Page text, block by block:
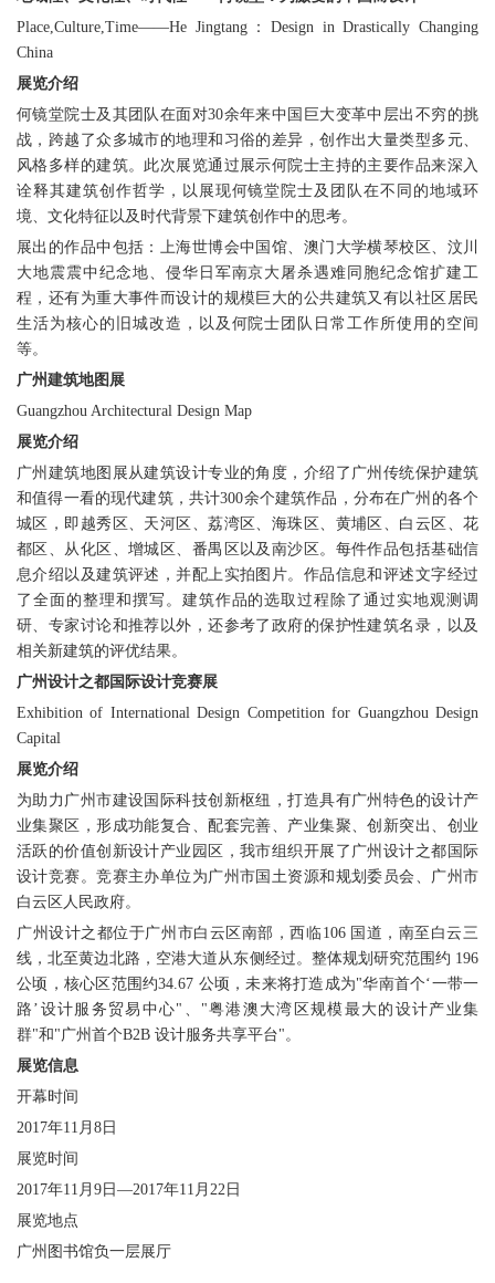
Place,Culture,Time——He Jingtang：Design in Drastically Changing
China
展览介绍
何镜堂院士及其团队在面对30余年来中国巨大变革中层出不穷的挑
战，跨越了众多城市的地理和习俗的差异，创作出大量类型多元、
风格多样的建筑。此次展览通过展示何院士主持的主要作品来深入
诠释其建筑创作哲学，以展现何镜堂院士及团队在不同的地域环
境、文化特征以及时代背景下建筑创作中的思考。
展出的作品中包括：上海世博会中国馆、澳门大学横琴校区、汶川
大地震震中纪念地、侵华日军南京大屠杀遇难同胞纪念馆扩建工
程，还有为重大事件而设计的规模巨大的公共建筑又有以社区居民
生活为核心的旧城改造，以及何院士团队日常工作所使用的空间
等。
广州建筑地图展
Guangzhou Architectural Design Map
展览介绍
广州建筑地图展从建筑设计专业的角度，介绍了广州传统保护建筑
和值得一看的现代建筑，共计300余个建筑作品，分布在广州的各个
城区，即越秀区、天河区、荔湾区、海珠区、黄埔区、白云区、花
都区、从化区、增城区、番禺区以及南沙区。每件作品包括基础信
息介绍以及建筑评述，并配上实拍图片。作品信息和评述文字经过
了全面的整理和撰写。建筑作品的选取过程除了通过实地观测调
研、专家讨论和推荐以外，还参考了政府的保护性建筑名录，以及
相关新建筑的评优结果。
广州设计之都国际设计竞赛展
Exhibition of International Design Competition for Guangzhou Design
Capital
展览介绍
为助力广州市建设国际科技创新枢纽，打造具有广州特色的设计产
业集聚区，形成功能复合、配套完善、产业集聚、创新突出、创业
活跃的价值创新设计产业园区，我市组织开展了广州设计之都国际
设计竞赛。竞赛主办单位为广州市国土资源和规划委员会、广州市
白云区人民政府。
广州设计之都位于广州市白云区南部，西临106 国道，南至白云三
线，北至黄边北路，空港大道从东侧经过。整体规划研究范围约 196
公顷，核心区范围约34.67 公顷，未来将打造成为"华南首个‘一带一
路’设计服务贸易中心"、"粤港澳大湾区规模最大的设计产业集
群"和"广州首个B2B 设计服务共享平台"。
展览信息
开幕时间
2017年11月8日
展览时间
2017年11月9日—2017年11月22日
展览地点
广州图书馆负一层展厅